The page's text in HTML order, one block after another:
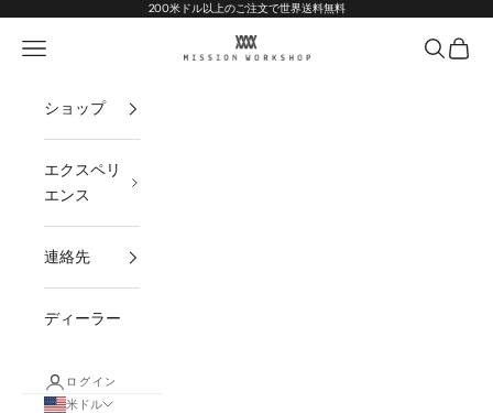
コンテンツへスキップ
Go to Accessibility Statement200米ドル以上のご注文で世界送料無料
MISSION WORKSHOP
ナビゲーションメニューを開く オープン
オー
ショップ
エクスペリ
エンス
連絡先
ディーラー
ログイン
米ドル